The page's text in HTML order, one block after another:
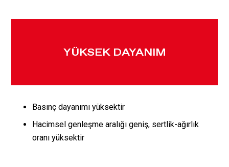
YÜKSEK DAYANIM
Basınç dayanımı yüksektir
Hacimsel genleşme aralığı geniş, sertlik-ağırlık
oranı yüksektir